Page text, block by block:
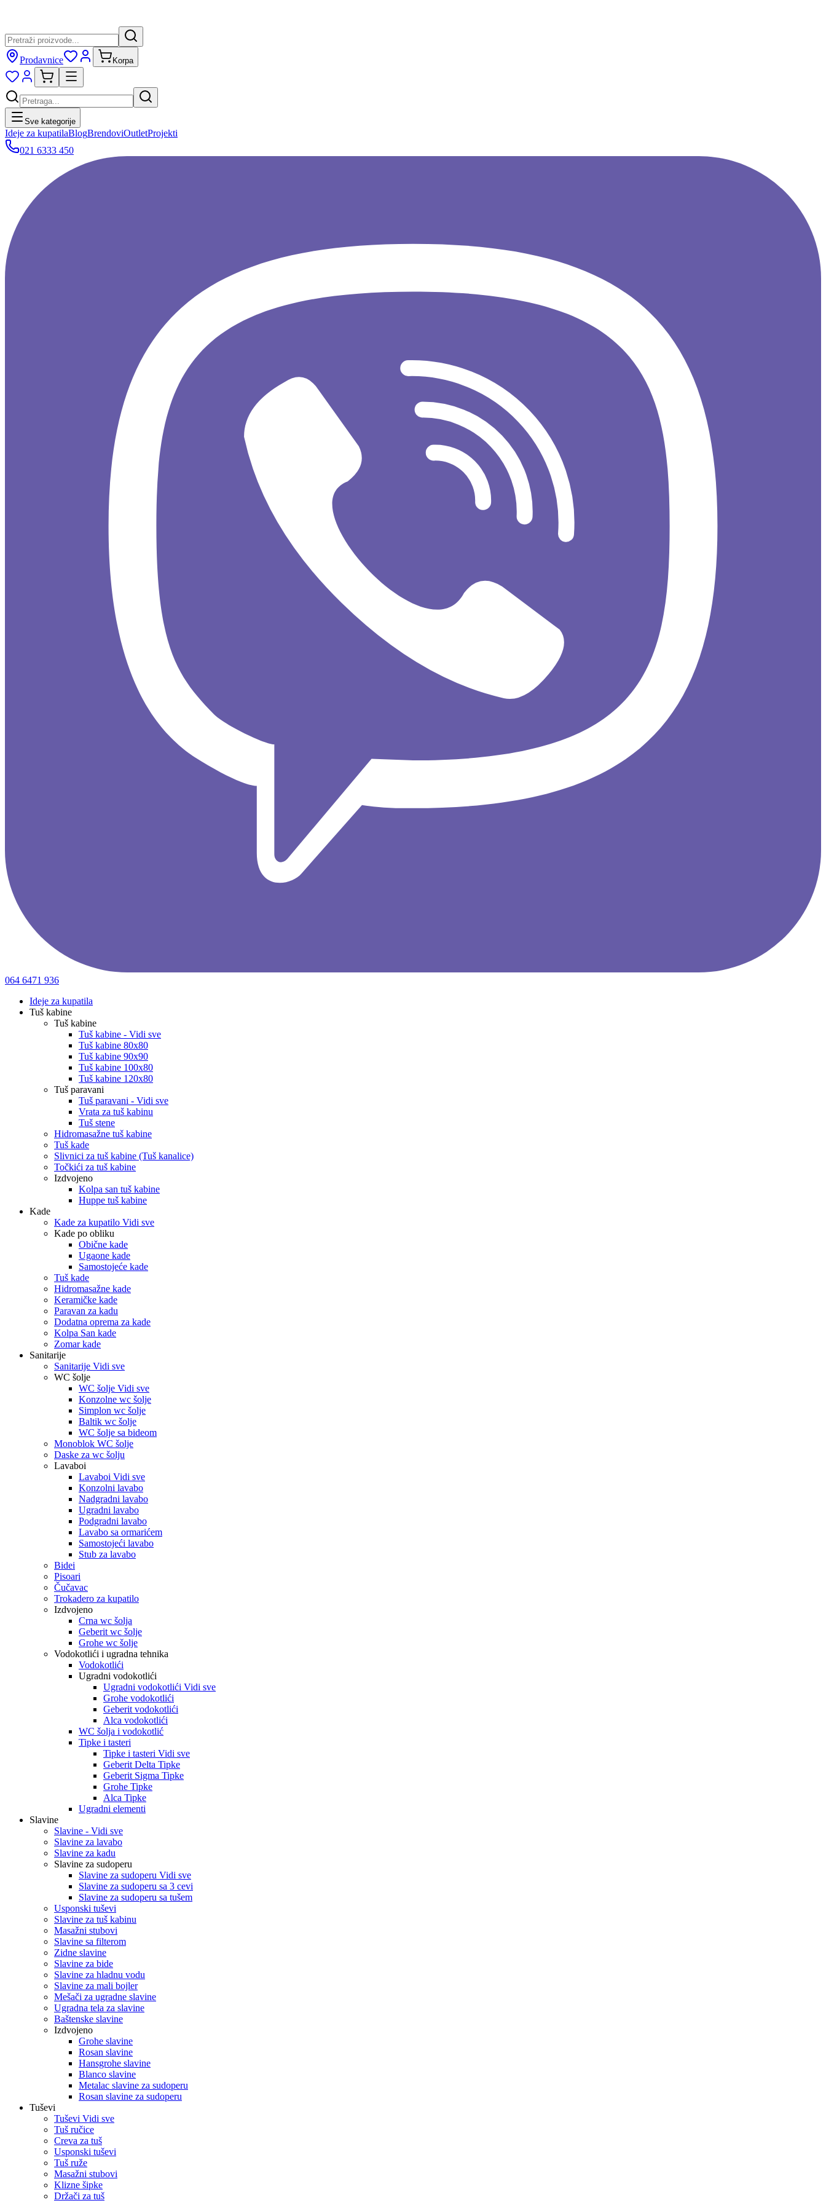
Prodavnice Korpa
Sve kategorije
Ideje za kupatilaBlogBrendoviOutletProjekti
021 6333 450
064 6471 936
Ideje za kupatila
Tuš kabine
Tuš kabine
Tuš kabine - Vidi sve
Tuš kabine 80x80
Tuš kabine 90x90
Tuš kabine 100x80
Tuš kabine 120x80
Tuš paravani
Tuš paravani - Vidi sve
Vrata za tuš kabinu
Tuš stene
Hidromasažne tuš kabine
Tuš kade
Slivnici za tuš kabine (Tuš kanalice)
Točkići za tuš kabine
Izdvojeno
Kolpa san tuš kabine
Huppe tuš kabine
Kade
Kade za kupatilo Vidi sve
Kade po obliku
Obične kade
Ugaone kade
Samostojeće kade
Tuš kade
Hidromasažne kade
Keramičke kade
Paravan za kadu
Dodatna oprema za kade
Kolpa San kade
Zomar kade
Sanitarije
Sanitarije Vidi sve
WC šolje
WC šolje Vidi sve
Konzolne wc šolje
Simplon wc šolje
Baltik wc šolje
WC šolje sa bideom
Monoblok WC šolje
Daske za wc šolju
Lavaboi
Lavaboi Vidi sve
Konzolni lavabo
Nadgradni lavabo
Ugradni lavabo
Podgradni lavabo
Lavabo sa ormarićem
Samostojeći lavabo
Stub za lavabo
Bidei
Pisoari
Čučavac
Trokadero za kupatilo
Izdvojeno
Crna wc šolja
Geberit wc šolje
Grohe wc šolje
Vodokotlići i ugradna tehnika
Vodokotlići
Ugradni vodokotlići
Ugradni vodokotlići Vidi sve
Grohe vodokotlići
Geberit vodokotlići
Alca vodokotlići
WC šolja i vodokotlić
Tipke i tasteri
Tipke i tasteri Vidi sve
Geberit Delta Tipke
Geberit Sigma Tipke
Grohe Tipke
Alca Tipke
Ugradni elementi
Slavine
Slavine - Vidi sve
Slavine za lavabo
Slavine za kadu
Slavine za sudoperu
Slavine za sudoperu Vidi sve
Slavine za sudoperu sa 3 cevi
Slavine za sudoperu sa tušem
Usponski tuševi
Slavine za tuš kabinu
Masažni stubovi
Slavine sa filterom
Zidne slavine
Slavine za bide
Slavine za hladnu vodu
Slavine za mali bojler
Mešači za ugradne slavine
Ugradna tela za slavine
Baštenske slavine
Izdvojeno
Grohe slavine
Rosan slavine
Hansgrohe slavine
Blanco slavine
Metalac slavine za sudoperu
Rosan slavine za sudoperu
Tuševi
Tuševi Vidi sve
Tuš ručice
Creva za tuš
Usponski tuševi
Tuš ruže
Masažni stubovi
Klizne šipke
Držači za tuš